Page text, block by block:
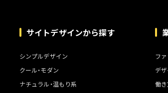
サイトデザインから探す
シンプルデザイン
クール・モダン
ナチュラル・温もり系
フ
デ
働き